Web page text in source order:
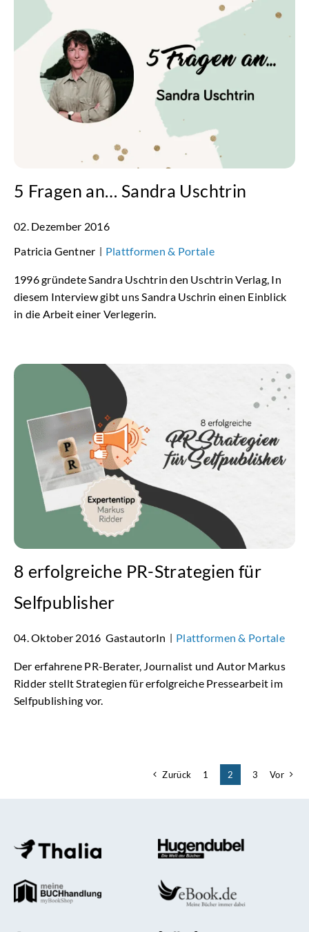
5 Fragen an… Sandra Uschtrin
02. Dezember 2016
Patricia Gentner | Plattformen & Portale
1996 gründete Sandra Uschtrin den Uschtrin Verlag, In
diesem Interview gibt uns Sandra Uschrin einen Einblick
in die Arbeit einer Verlegerin.
8 erfolgreiche PR-Strategien für
Selfpublisher
04. Oktober 2016 GastautorIn | Plattformen & Portale
Der erfahrene PR-Berater, Journalist und Autor Markus
Ridder stellt Strategien für erfolgreiche Pressearbeit im
Selfpublishing vor.
Zurück 1 2 3 Vor